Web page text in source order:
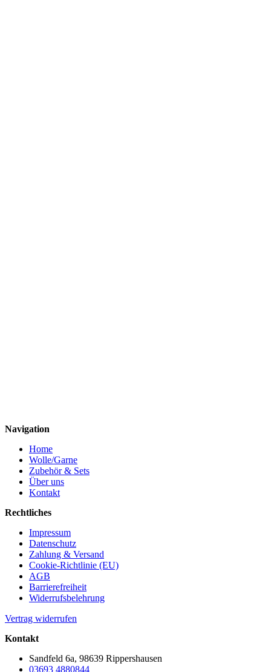
Navigation
Home
Wolle/Garne
Zubehör & Sets
Über uns
Kontakt
Rechtliches
Impressum
Datenschutz
Zahlung & Versand
Cookie-Richtlinie (EU)
AGB
Barrierefreiheit
Widerrufsbelehrung
Vertrag widerrufen
Kontakt
Sandfeld 6a, 98639 Rippershausen
03693 4880844